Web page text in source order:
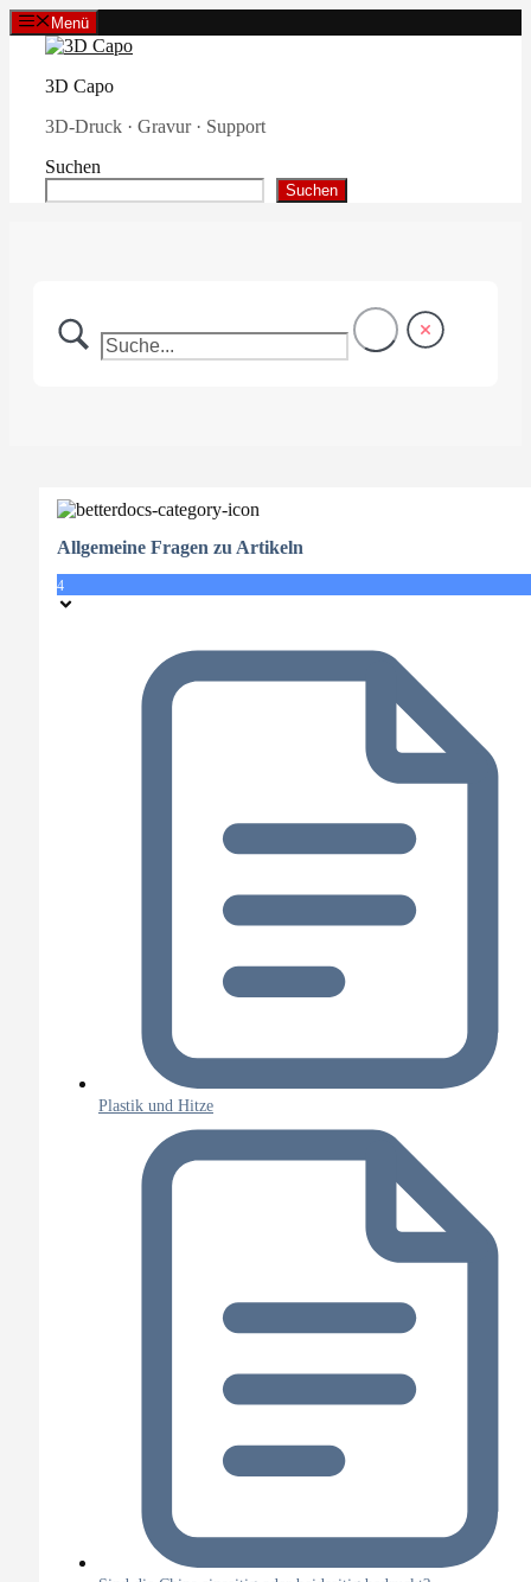
Zum
Inhalt
springen
Menü
3D Capo
3D-Druck · Gravur · Support
Suchen
Suchen
Allgemeine Fragen zu Artikeln
4
Plastik und Hitze